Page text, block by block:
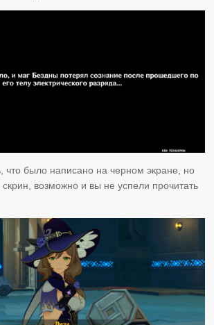
что было написано на черном экране, но
скрин, возможно и вы не успели прочитать